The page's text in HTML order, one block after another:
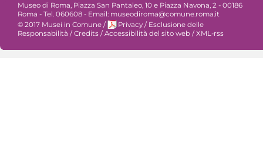
Museo di Roma, Piazza San Pantaleo, 10 e Piazza Navona, 2 - 00186
Roma - Tel. 060608 - Email: museodiroma@comune.roma.it
© 2017 Musei in Comune / Privacy / Esclusione delle
Responsabilità /Credits /Accessibilità del sito web /XML-rss